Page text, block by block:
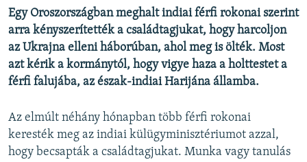
Valamennyi RFE/RL weboldal
Egy Oroszországban meghalt indiai férfi rokonai szerint
arra kényszerítették a családtagjukat, hogy harcoljon
az Ukrajna elleni háborúban, ahol meg is ölték. Most
azt kérik a kormánytól, hogy vigye haza a holttestet a
férfi falujába, az észak-indiai Harijána államba.
Az elmúlt néhány hónapban több férfi rokonai
keresték meg az indiai külügyminisztériumot azzal,
hogy becsapták a családtagjukat. Munka vagy tanulás